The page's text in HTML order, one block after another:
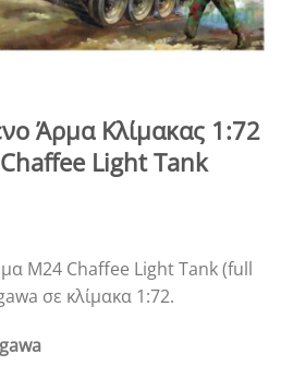
Άρμα Κλίμακας 1:72
Light Tank
M24 Chaffee Light Tank (full
σε κλίμακα 1:72.